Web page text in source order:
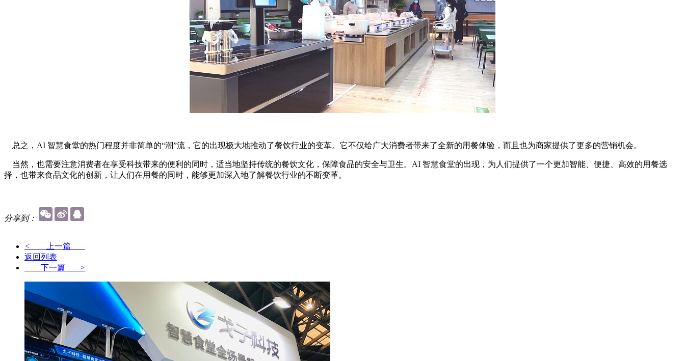
总之，AI 智慧食堂的热门程度并非简单的“潮”流，它的出现极大地推动了餐饮行业的变革。它不仅给广大消费者带来了全新的用餐体验，而且也为商家提供了更多的营销机会。
当然，也需要注意消费者在享受科技带来的便利的同时，适当地坚持传统的餐饮文化，保障食品的安全与卫生。AI 智慧食堂的出现，为人们提供了一个更加智能、便捷、高效的用餐选
择，也带来食品文化的创新，让人们在用餐的同时，能够更加深入地了解餐饮行业的不断变革。
分享到：
< 上一篇
返回列表
下一篇 >